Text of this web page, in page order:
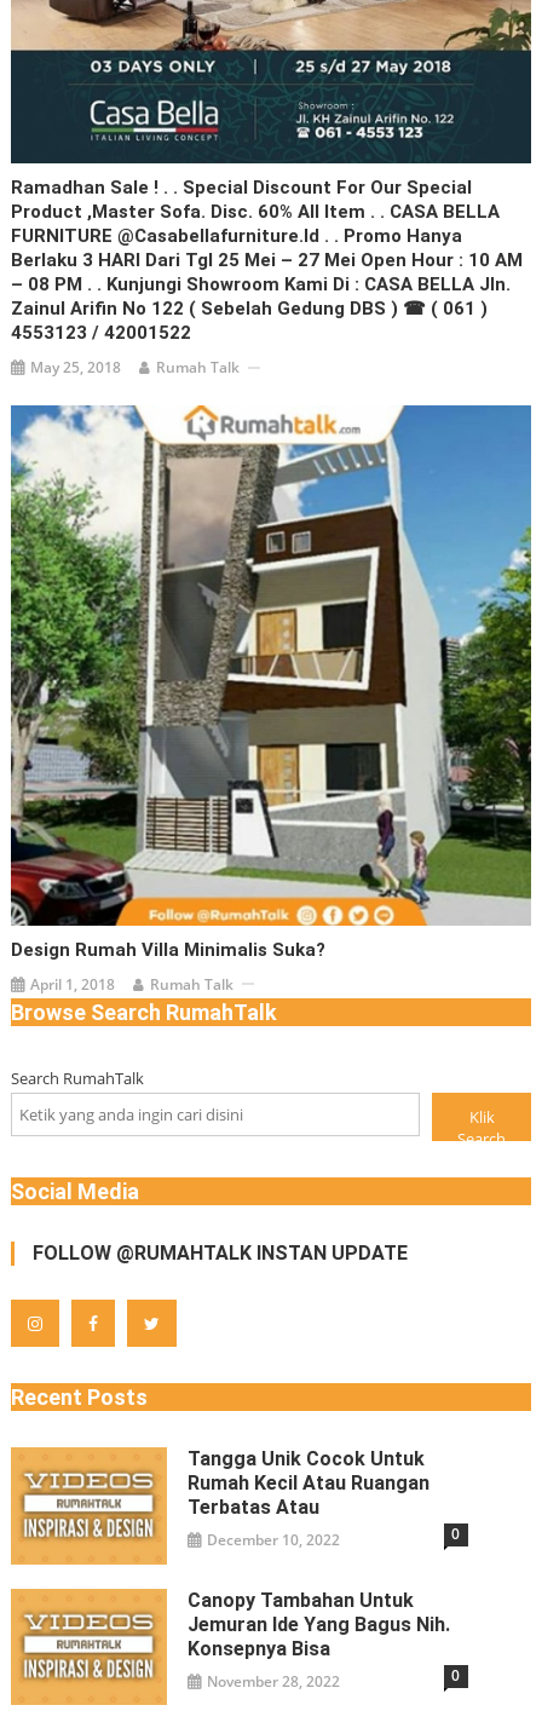
Ramadhan Sale ! . . Special Discount For Our Special
Product ,Master Sofa. Disc. 60% All Item . . CASA BELLA
FURNITURE @casabellafurniture.id . . Promo Hanya
Berlaku 3 HARI Dari Tgl 25 Mei – 27 Mei Open Hour : 10 AM
– 08 PM . . Kunjungi Showroom Kami Di : CASA BELLA Jln.
Zainul Arifin No 122 ( Sebelah Gedung DBS ) ☎ ( 061 )
4553123 / 42001522
May 25, 2018 Rumah Talk
Design Rumah Villa Minimalis Suka?
April 1, 2018 Rumah Talk
Browse Search RumahTalk
Search RumahTalk
Klik
Search
Social Media
FOLLOW @RUMAHTALK INSTAN UPDATE
Recent Posts
Tangga Unik Cocok Untuk
Rumah Kecil Atau Ruangan
Terbatas Atau
December 10, 2022 0
Canopy Tambahan Untuk
Jemuran Ide Yang Bagus Nih.
Konsepnya Bisa
November 28, 2022 0